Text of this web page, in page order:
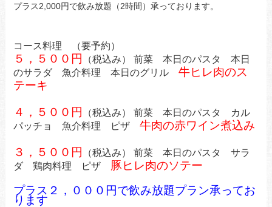
プラス2,000円で飲み放題（2時間）承っております。
コース料理 （要予約）
５，５００円
（税込み） 前菜 本日のパスタ 本日
のサラダ魚介料理 本日のグリル 牛ヒレ肉のス
テーキ
４，５００円
（税込み） 前菜 本日のパスタ カル
パッチョ 魚介料理 ピザ 牛肉の赤ワイン煮込み
３，５００円
（税込み） 前菜 本日のパスタ サラ
ダ 鶏肉料理 ピザ
豚ヒレ肉のソテー
プラス２，０００円で飲み放題プラン承ってお
ります